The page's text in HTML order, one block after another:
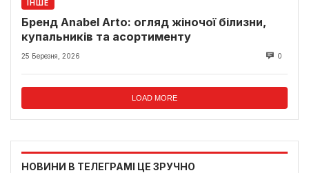
ІНШЕ
Бренд Anabel Arto: огляд жіночої білизни,
купальників та асортименту
25 Березня, 2026 0
LOAD MORE
НОВИНИ В ТЕЛЕГРАМІ ЦЕ ЗРУЧНО